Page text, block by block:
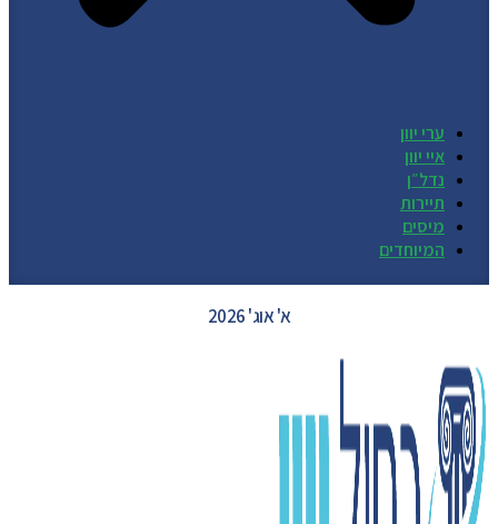
ערי יוון
איי יוון
נדל״ן
תיירות
מיסים
המיוחדים
א' אוג' 2026